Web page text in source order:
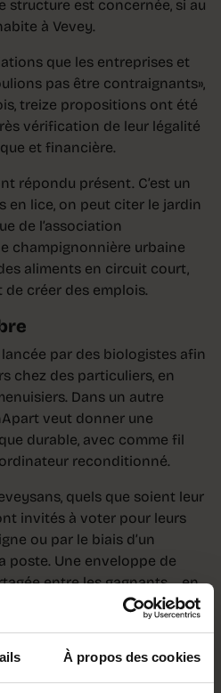
À propos des cookies
structure est concernée, si au
à Vevey.
que les entreprises et
pas être contraignants»,
treize propositions ont été
vérification de leur légalité
et financière.
répondu présent. C’est un
en lice, on peut citer le jardin
de l’association
champignonnière urbaine
aliments en circuit court,
créer des emplois.
par des biologistes afin
chez des particuliers, en
Dans un autre
veut donner une
durable, avec comme fil
ordinateur reconditionné.
quels que soient leur
invités à voter pour leurs
ou par le biais d’un
poste. Une enveloppe de
entre les gagnants, en
par chacun. «Nous
de durabilité, afin de
carbone et agréable à
Le projet sera reconduit